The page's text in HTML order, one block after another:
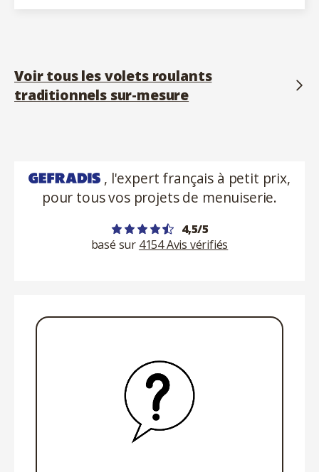
Voir tous les volets roulants
traditionnels sur-mesure
, l'expert français à petit prix,
pour tous vos projets de menuiserie.
4,5/5
basé sur 4154 Avis vérifiés